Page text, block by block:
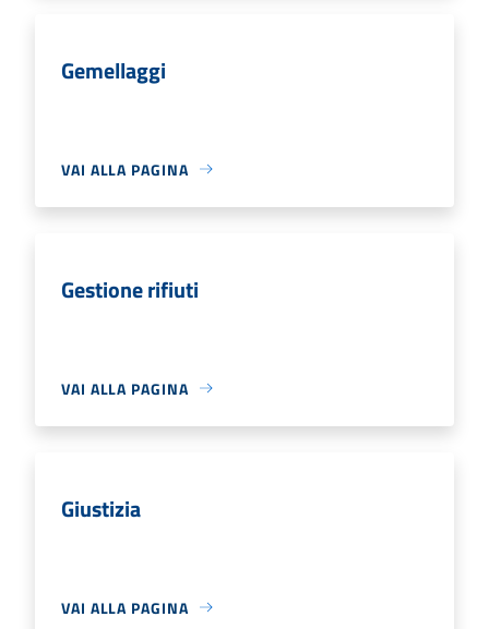
Gemellaggi
VAI ALLA PAGINA
Gestione rifiuti
VAI ALLA PAGINA
Giustizia
VAI ALLA PAGINA